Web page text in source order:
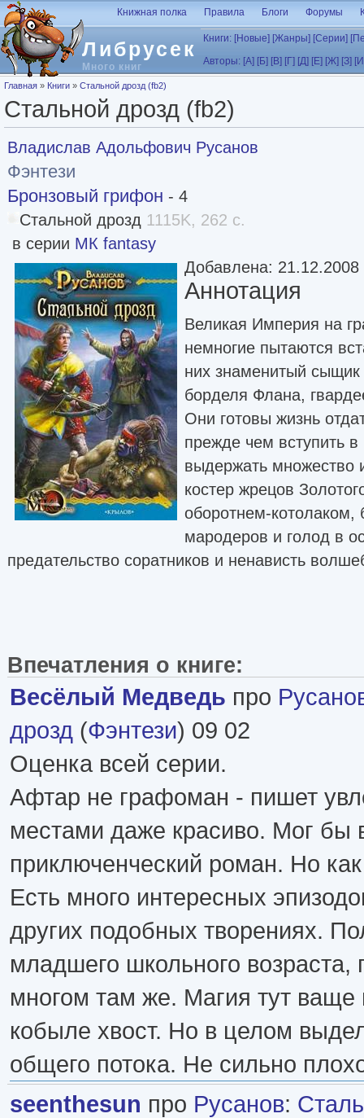
Перейти к основному содержанию
Либрусек
Много книг
Книжная полка Правила Блоги Форумы
Книги: [Новые] [Жанры] [Серии]
Авторы: [А] [Б] [В] [Г] [Д] [Е] [Ж] [З]
Вы здесь
Главная » Книги » Стальной дрозд (fb2)
Стальной дрозд (fb2)
Владислав Адольфович Русанов
Фэнтези
Бронзовый грифон - 4
Стальной дрозд 1115K, 262 с.
в серии МК fantasy
Добавлена: 21.12.2008
Аннотация
Великая Империя на
немногие пытаются
них знаменитый
борделя Флана,
Они готовы жизнь
прежде чем вступить
выдержать множество
костер жрецов
оборотнем-котолаком,
мародеров и голод в
предательство соратников и ненависть
Впечатления о книге:
Весёлый Медведь про
дрозд (Фэнтези) 09 02
Оценка всей серии.
Афтар не графоман - пишет
местами даже красиво. Мог бы
приключенческий роман. Но
Есть много интересных
других подобных творениях.
младшего школьного возраста,
многом там же. Магия тут
кобыле хвост. Но в целом
общего потока. Не сильно
seenthesun про Русанов: